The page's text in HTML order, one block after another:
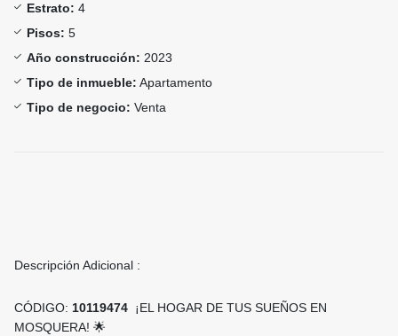
Estrato: 4
Pisos: 5
Año construcción: 2023
Tipo de inmueble: Apartamento
Tipo de negocio: Venta
Descripción Adicional :
CÓDIGO: 10119474 ​¡EL HOGAR DE TUS SUEÑOS EN
MOSQUERA! 🌟